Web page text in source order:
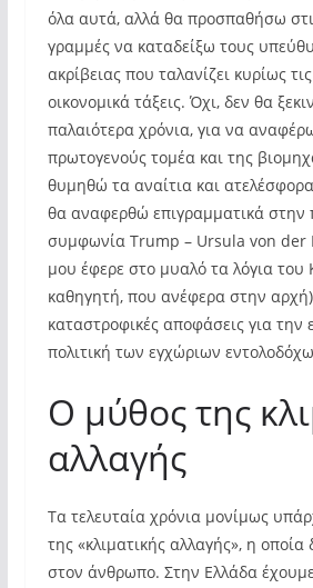
όλα αυτά, αλλά θα προσπαθήσω
γραμμές να καταδείξω τους
ακρίβειας που ταλανίζει κυρίως
οικονομικά τάξεις. Όχι, δεν θα
παλαιότερα χρόνια, για να
πρωτογενούς τομέα και της
θυμηθώ τα αναίτια και
θα αναφερθώ επιγραμματικά στην
συμφωνία Trump – Ursula von der
μου έφερε στο μυαλό τα λόγια του
καθηγητή, που ανέφερα στην
καταστροφικές αποφάσεις για την
πολιτική των εγχώριων
Ο μύθος της
αλλαγής
Τα τελευταία χρόνια μονίμως
της «κλιματικής αλλαγής», η οποία
στον άνθρωπο. Στην Ελλάδα